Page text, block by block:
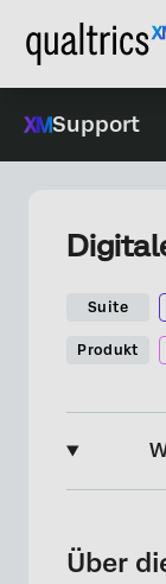
Support
Suite
Produkt
Digitale
Über